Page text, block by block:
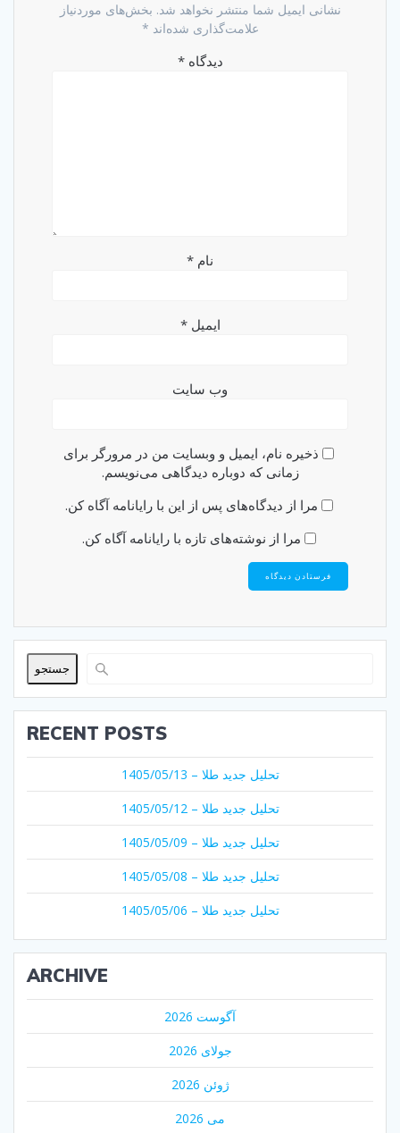
نشانی ایمیل شما منتشر نخواهد شد. بخش‌های موردنیاز
علامت‌گذاری شده‌اند *
دیدگاه*
نام *
ایمیل*
وب‌ سایت
ذخیره نام، ایمیل و وبسایت من در مرورگر برای
زمانی که دوباره دیدگاهی می‌نویسم.
مرا از دیدگاه‌های پس از این با رایانامه آگاه کن.
مرا از نوشته‌های تازه با رایانامه آگاه کن.
جستجو
RECENT POSTS
تحلیل جدید طلا – 1405/05/13
تحلیل جدید طلا – 1405/05/12
تحلیل جدید طلا – 1405/05/09
تحلیل جدید طلا – 1405/05/08
تحلیل جدید طلا – 1405/05/06
ARCHIVE
آگوست 2026
جولای 2026
ژوئن 2026
می 2026